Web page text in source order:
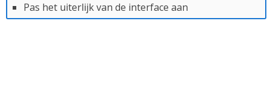
Pas het uiterlijk van de interface aan